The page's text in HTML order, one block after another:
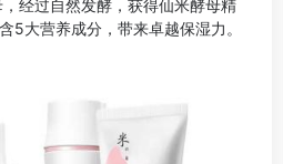
经过自然发酵，获得仙米酵母精
5大营养成分，带来卓越保湿力。